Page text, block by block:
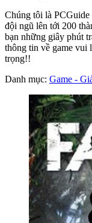
Chúng tôi là
đội ngũ lên tới 200
bạn những giây phút
thông tin về game vui
trọng!!
Danh mục: Game -